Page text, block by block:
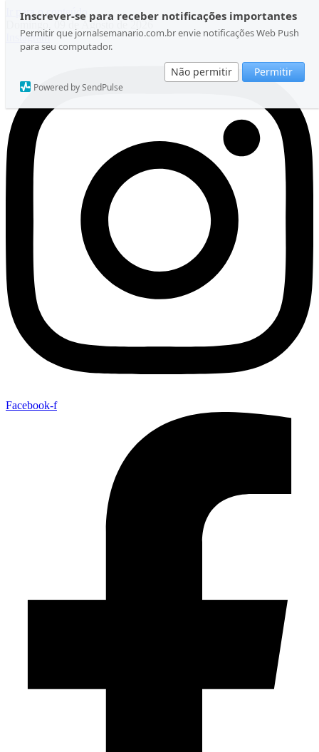
Inscrever-se para receber notificações importantes
Permitir que jornalsemanario.com.br envie notificações Web Push
para seu computador.
Não permitir Permitir
Powered by SendPulse
Ir para o conteúdo
Domingo, 09 de Agosto de 2026
Instagram
Facebook-f